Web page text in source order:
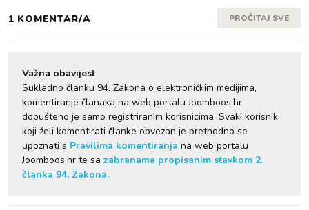
1 KOMENTAR/A PROČITAJ SVE
Važna obavijest
Sukladno članku 94. Zakona o elektroničkim medijima,
komentiranje članaka na web portalu Joomboos.hr
dopušteno je samo registriranim korisnicima. Svaki korisnik
koji želi komentirati članke obvezan je prethodno se
upoznati s Pravilima komentiranja na web portalu
Joomboos.hr te sa zabranama propisanim stavkom 2.
članka 94. Zakona.